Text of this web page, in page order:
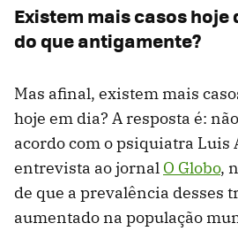
Existem mais casos hoje
do que antigamente?
Mas afinal, existem mais
hoje em dia? A resposta é:
acordo com o psiquiatra Luis
entrevista ao jornal O Globo,
de que a prevalência desses
aumentado na população